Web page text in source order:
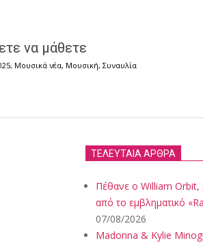
να μάθετε
, Μουσικά νέα, Μουσική, Συναυλία
ΤΕΛΕΥΤΑΙΑ ΑΡΘΡΑ
Πέθανε ο William Orbit,
από το εμβληματικό
07/08/2026
Madonna & Kylie